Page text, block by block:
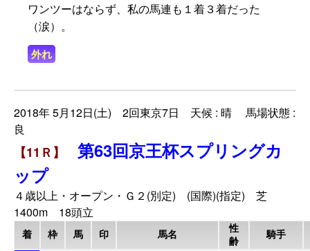
ワンツーはならず、私の馬連も１着３着だった
（涙）。
外れ
2018年 5月12日(土) 2回東京7日 天候 : 晴 馬場状態 :
良
【11Ｒ】 第63回京王杯スプリングカ
ップ
４歳以上・オープン・Ｇ２(別定) (国際)(指定) 芝
1400m 18頭立
着 枠 馬 印 馬名
性
齢
騎手